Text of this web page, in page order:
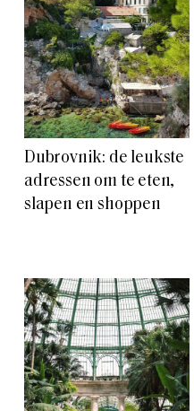
Dubrovnik: de leukste
adressen om te eten,
slapen en shoppen